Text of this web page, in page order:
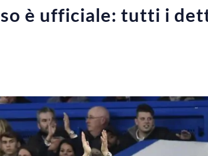
è ufficiale: tutti i